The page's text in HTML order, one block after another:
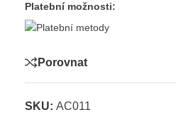
Platební možnosti:
Porovnat
SKU: AC011